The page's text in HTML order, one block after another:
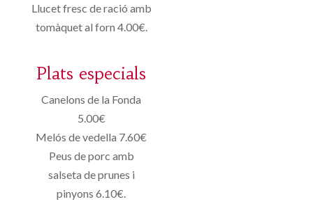
Llucet fresc de ració amb
tomàquet al forn 4.00€.
Plats especials
Canelons de la Fonda
5.00€
Melós de vedella 7.60€
Peus de porc amb
salseta de prunes i
pinyons 6.10€.